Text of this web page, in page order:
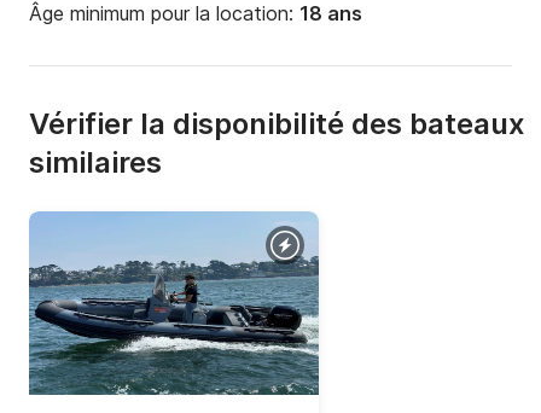
Âge minimum pour la location: 18 ans
Vérifier la disponibilité des bateaux
similaires